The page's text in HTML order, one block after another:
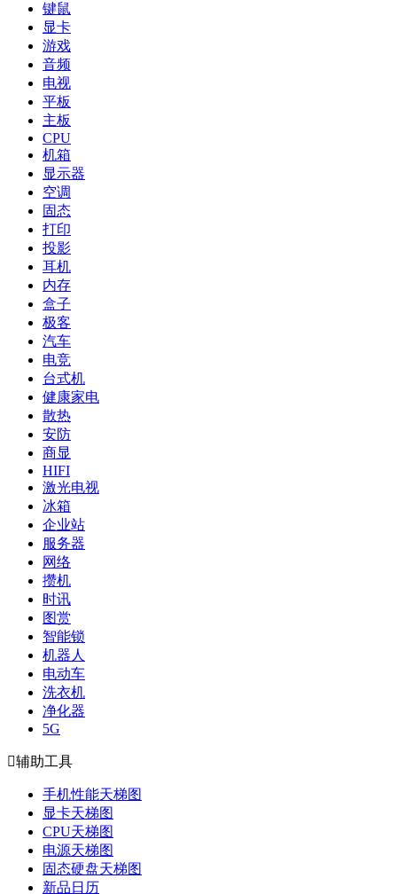
键鼠
显卡
游戏
音频
电视
平板
主板
CPU
机箱
显示器
空调
固态
打印
投影
耳机
内存
盒子
极客
汽车
电竞
台式机
健康家电
散热
安防
商显
HIFI
激光电视
冰箱
企业站
服务器
网络
攒机
时讯
图赏
智能锁
机器人
电动车
洗衣机
净化器
5G
辅助工具
手机性能天梯图
显卡天梯图
CPU天梯图
电源天梯图
固态硬盘天梯图
新品日历